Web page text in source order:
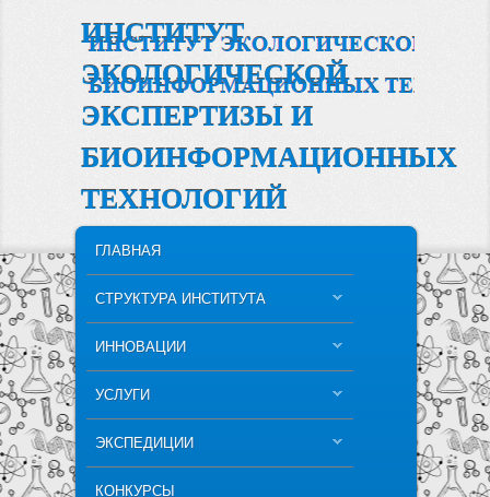
ИНСТИТУТ
ЭКОЛОГИЧЕСКОЙ
ЭКСПЕРТИЗЫ И
БИОИНФОРМАЦИОННЫХ
ТЕХНОЛОГИЙ
SKIP TO PRIMARY CONTENT
SKIP TO SECONDARY CONTENT
ГЛАВНАЯ
СТРУКТУРА ИНСТИТУТА
ИННОВАЦИИ
УСЛУГИ
ЭКСПЕДИЦИИ
КОНКУРСЫ